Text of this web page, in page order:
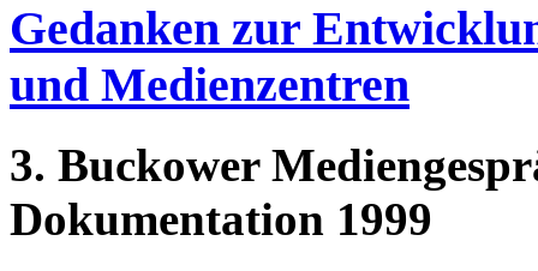
Gedanken zur
und Medienzentren
3. Buckower
Dokumentation 1999